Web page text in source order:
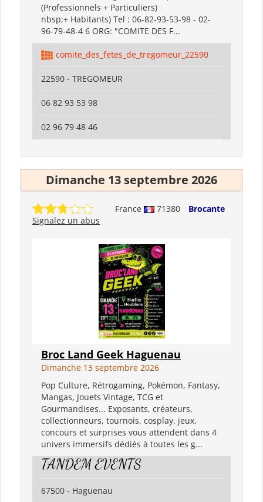
(Professionnels + Particuliers)
nbsp;+ Habitants) Tel : 06-82-93-53-98 - 02-
96-79-48-4 6 ORG: "COMITE DES F...
comite_des_fetes_de_tregomeur_22590
22590 - TREGOMEUR
06 82 93 53 98
02 96 79 48 46
Dimanche 13 septembre 2026
France 71380
Brocante
Signalez un abus
Broc Land Geek Haguenau
Dimanche 13 septembre 2026
Pop Culture, Rétrogaming, Pokémon, Fantasy,
Mangas, Jouets Vintage, TCG et
Gourmandises... Exposants, créateurs,
collectionneurs, tournois, cosplay, jeux,
concours et surprises vous attendent dans 4
univers immersifs dédiés à toutes les g...
TANDEM EVENTS
67500 - Haguenau